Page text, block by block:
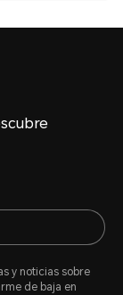
y noticias sobre
de baja en